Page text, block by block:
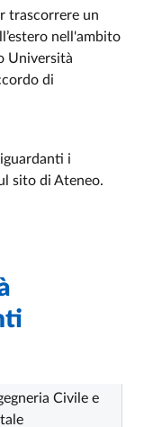
trascorrere un
nell'ambito
Università
di
i
sito di Ateneo.
Civile e